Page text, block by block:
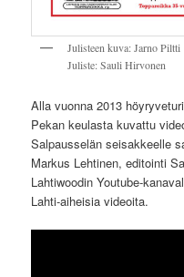
Julisteen kuva: Jarno Piltti
Juliste: Sauli Hirvonen
Alla vuonna 2013
Pekan keulasta kuvattu
Salpausselän seisakkeelle
Markus Lehtinen, editointi
Lahtiwoodin Youtube-
Lahti-aiheisia videoita.